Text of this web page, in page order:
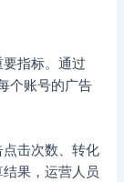
指标。通过
个账号的广告
击次数、转化
果，运营人员